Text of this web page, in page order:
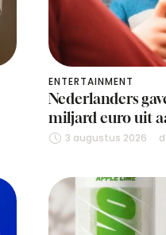
ENTERTAINMENT
Nederlanders
miljard euro uit
3 augustus 2026